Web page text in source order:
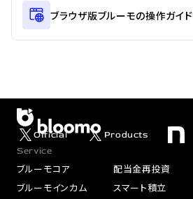
ブラウザ版ブルーモの操作ガイド
Official
Products
Service
ブルーモコア
ブルーモインカム
配当金再投資
スマート積立